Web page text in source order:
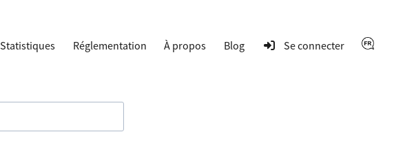
Statistiques Réglementation À propos Blog Se connecter